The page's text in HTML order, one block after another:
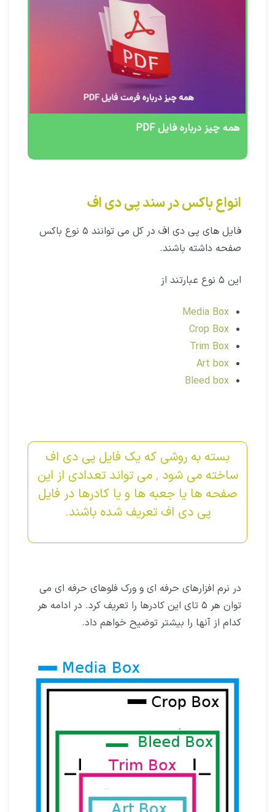
همه چیز درباره فایل PDF
انواع باکس‌ در سند پی دی اف
فایل های پی دی اف
در کل می توانند ۵ نوع باکس
صفحه داشته باشند.
این ۵ نوع عبارتند از
Media Box
Crop Box
Trim Box
Art box
Bleed box
بسته به روشی که یک فایل پی دی اف
ساخته می شود ٬ می تواند تعدادی از این
صفحه ها یا جعبه ها و یا کادرها در فایل
پی دی اف تعریف شده باشند.
در نرم افزارهای حرفه ای و ورک فلوهای حرفه ای می
توان هر ۵ تای این کادرها را تعریف کرد. در ادامه هر
کدام از آنها را بیشتر توضیح خواهم داد.